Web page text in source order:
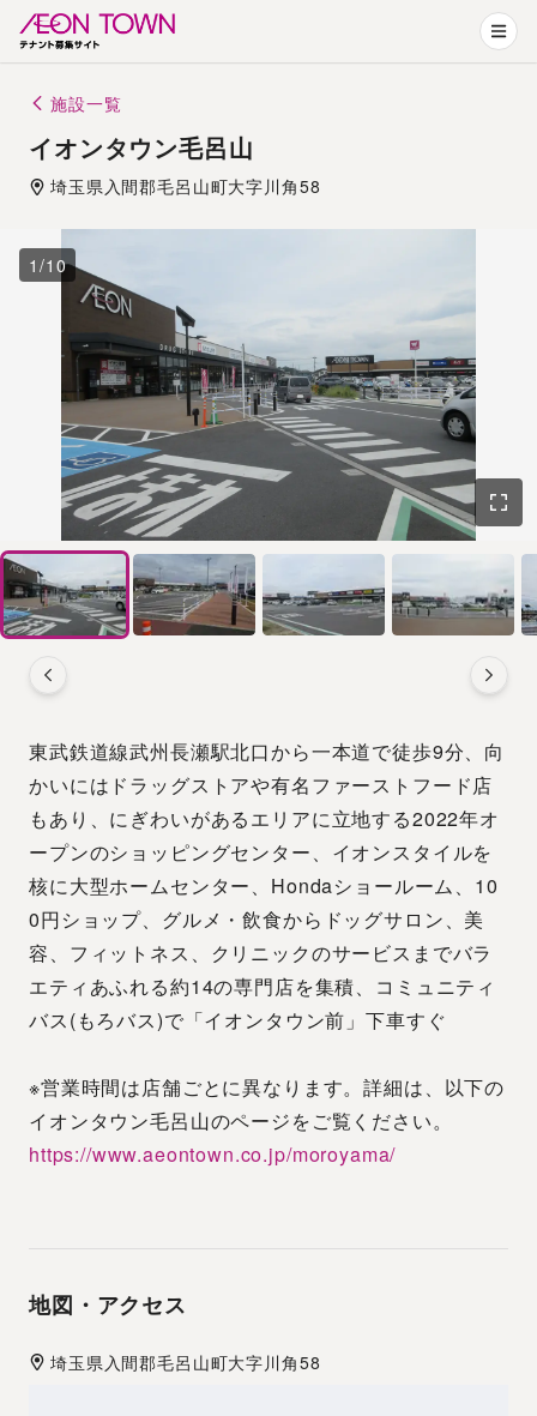
施設一覧
イオンタウン毛呂山
埼玉県入間郡毛呂山町大字川角58
1 /10
東武鉄道線武州長瀬駅北口から一本道で徒歩9分、向
かいにはドラッグストアや有名ファーストフード店
もあり、にぎわいがあるエリアに立地する2022年オ
ープンのショッピングセンター、イオンスタイルを
核に大型ホームセンター、Hondaショールーム、10
0円ショップ、グルメ・飲食からドッグサロン、美
容、フィットネス、クリニックのサービスまでバラ
エティあふれる約14の専門店を集積、コミュニティ
バス(もろバス)で「イオンタウン前」下車すぐ
※営業時間は店舗ごとに異なります。詳細は、以下の
イオンタウン毛呂山のページをご覧ください。
https://www.aeontown.co.jp/moroyama/
地図・アクセス
埼玉県 入間郡毛呂山町大字川角58